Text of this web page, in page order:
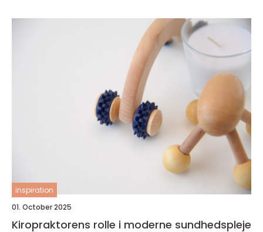
inspiration
01. October 2025
Kiropraktorens rolle i moderne sundhedspleje